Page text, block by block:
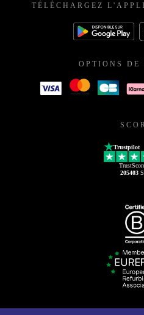
TÉLÉCHARGEZ
OPTIONS DE
Trustpilot
205403